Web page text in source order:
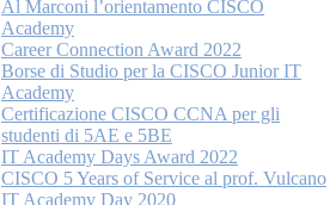
Al Marconi l’orientamento CISCO
Academy
Career Connection Award 2022
Borse di Studio per la CISCO Junior IT
Academy
Certificazione CISCO CCNA per gli
studenti di 5AE e 5BE
IT Academy Days Award 2022
CISCO 5 Years of Service al prof. Vulcano
IT Academy Day 2020